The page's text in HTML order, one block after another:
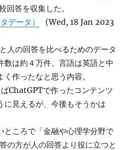
ク
に
回答を収集した。
データ）
(Wed, 18 Jan 2023
人の回答を比べるためのデータ
数は約４万件、言語は英語と中
作ったなと思う内容。
ChatGPTで作ったコンテンツ
に見えるが、今後もそうかは
ところで「金融や心理学分野で
の方が人の回答より役に立つと